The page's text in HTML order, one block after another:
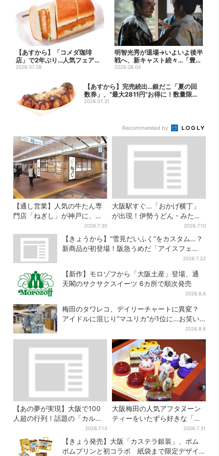
【あすから】「コメダ珈琲
店」で2年ぶり…人気フェアが
復活！“ハワイ旅行が当たる”...
2026.07.28
明智光秀が退場→いよいよ後半
戦へ、新キャスト続々…「豊臣
兄弟！」振り返り＆第30...
2026.08.04
【あすから】完売続出…銀だこ「夏の回
数券」、“最大2811円”お得に！数量限定
で
2026.07.31
Recommended by
【通し営業】人気の牛たん専
門店「ねぎし」が神戸に、
「想像しただけでお腹空
く…」SNSで喜びの声
2026.7.30
大阪駅すぐ…「おかげ横丁」
が出現！伊勢うどん・みたら
しだんご・かき氷など、名物
グルメが集結
2026.7.10
【きょうから】“雪見だいふく”をカスタム…？
新商品が初登場！阪急うめだ「アイスフェ
2026.7.22
【新作】モロゾフから「大阪土産」登場、通
天閣のサクサクスイーツ 6カ所で順次発売
2026.8.6
梅田のタワレコ、デイリーチャートに異変？
アイドルに混じり“マユリカ”が1位に…お笑い
2026.8.6
【あの夢が実現】大阪で100
人超の行列！話題の「カルピ
スじゃぐち」本格始動、2030
年までに1000台へ
2026.7.13
大阪梅田の人気アフタヌーン
ティーをいたずら好きな「リ
トルミイ」がジャック！「ム
ーミン」たちとバカンスへ
2026.7.31
【きょう発売】大阪「カステラ銀装」、ポム
ポムプリンと初コラボ 紙袋まで限定デザイ